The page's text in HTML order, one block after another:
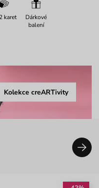
karet
Dárkové
balení
Kolekce creARTivity